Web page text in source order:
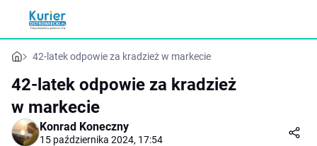
42-latek odpowie za kradzież w markecie
42-latek odpowie za kradzież
w markecie
Konrad Koneczny
15 października 2024, 17:54